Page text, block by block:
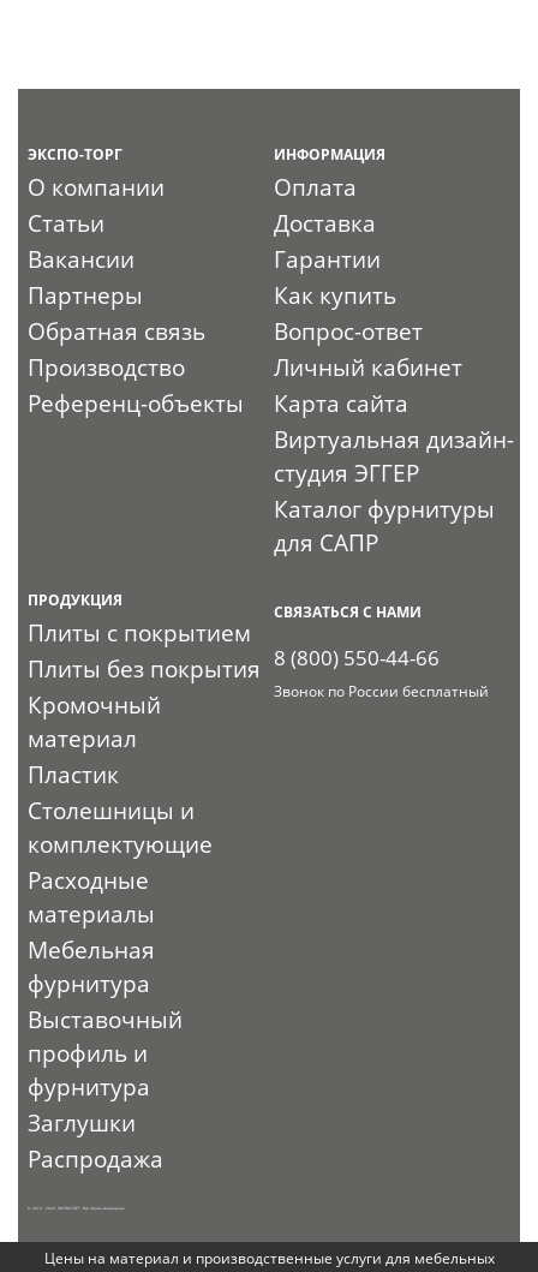
ЭКСПО-ТОРГ
О компании
Статьи
Вакансии
Партнеры
Обратная связь
Производство
Референц-объекты
ИНФОРМАЦИЯ
Оплата
Доставка
Гарантии
Как купить
Вопрос-ответ
Личный кабинет
Карта сайта
Виртуальная дизайн-
студия ЭГГЕР
Каталог фурнитуры
для САПР
ПРОДУКЦИЯ
Плиты с покрытием
Плиты без покрытия
Кромочный
материал
Пластик
Столешницы и
комплектующие
Расходные
материалы
Мебельная
фурнитура
Выставочный
профиль и
фурнитура
Заглушки
Распродажа
СВЯЗАТЬСЯ С НАМИ
8 (800) 550-44-66
Звонок по России бесплатный
© 2010 - 2026. ЭКСПО-ТОРГ. Все права защищены.
Цены на материал и производственные услуги для мебельных